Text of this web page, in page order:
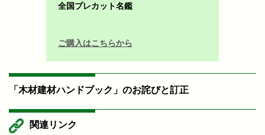
全国プレカット名鑑
ご購入はこちらから
「木材建材ハンドブック」のお詫びと訂正
関連リンク